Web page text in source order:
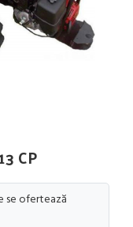
CP
se ofertează